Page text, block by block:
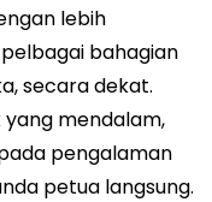
lebih
bahagian
secara dekat.
mendalam,
pengalaman
petua langsung.